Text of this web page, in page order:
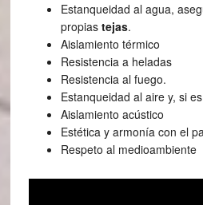
Estanqueidad al agua,
propias tejas.
Aislamiento térmico
Resistencia a heladas
Resistencia al fuego.
Estanqueidad al aire y, si
Aislamiento acústico
Estética y armonía con el
Respeto al medioambiente